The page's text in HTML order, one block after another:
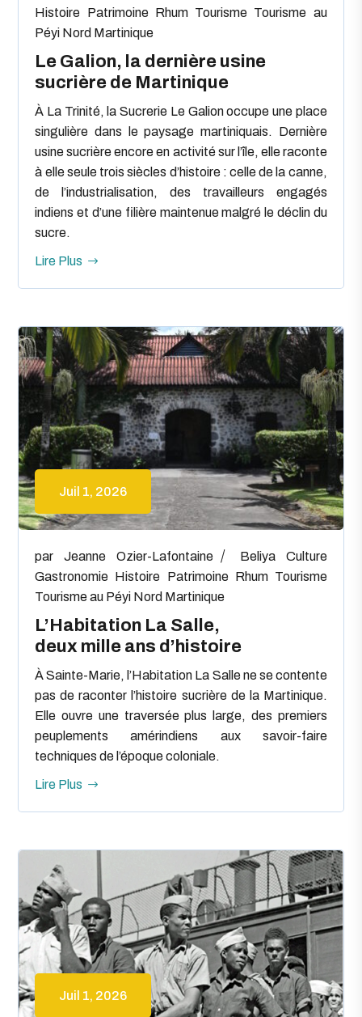
Le Galion, la dernière usine
sucrière de Martinique
Histoire Patrimoine Rhum Tourisme Tourisme au
Péyi Nord Martinique
À La Trinité, la Sucrerie Le Galion occupe une place
singulière dans le paysage martiniquais. Dernière
usine sucrière encore en activité sur l’île, elle raconte
à elle seule trois siècles d’histoire : celle de la canne,
de l’industrialisation, des travailleurs engagés
indiens et d’une filière maintenue malgré le déclin du
sucre.
Lire Plus
Juil 1, 2026
L’Habitation La Salle,
deux mille ans d’histoire
parJeanne Ozier-Lafontaine Beliya
Culture
Gastronomie Histoire Patrimoine Rhum Tourisme
Tourisme au Péyi Nord Martinique
À Sainte-Marie, l’Habitation La Salle ne se contente
pas de raconter l’histoire sucrière de la Martinique.
Elle ouvre une traversée plus large, des premiers
peuplements amérindiens aux savoir-faire
techniques de l’époque coloniale.
Lire Plus
Juil 1, 2026